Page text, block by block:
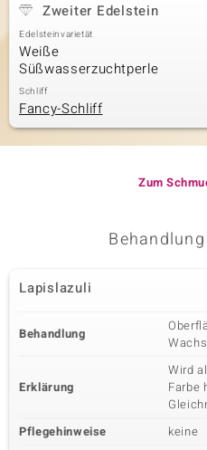
Zweiter Edelstein
Edelsteinvarietät
Weiße
Süßwasserzuchtperle
Schliff
Fancy-Schliff
Zum
Lapislazuli
Behandlung
Erklärung
Wird
Farbe
Pflegehinweise
keine